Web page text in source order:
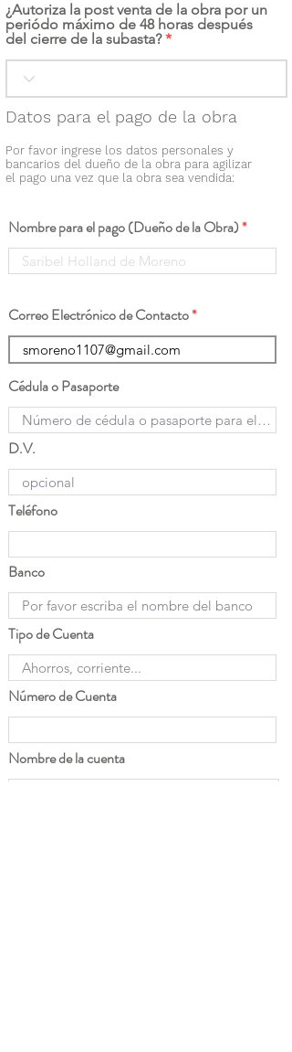
¿Autoriza la post venta de la obra por un
periódo máximo de 48 horas después
del cierre de la subasta?
Datos para el pago de la obra
Por favor ingrese los datos personales y
bancarios del dueño de la obra para agilizar
el pago una vez que la obra sea vendida:
Nombre para el pago (Dueño de la Obra)
Correo Electrónico de Contacto
Cédula o Pasaporte
D.V.
Teléfono
Banco
Tipo de Cuenta
Número de Cuenta
Nombre de la cuenta